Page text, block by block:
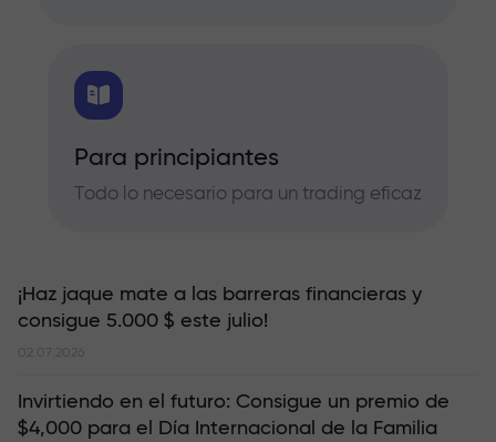
Para principiantes
Todo lo necesario para un trading eficaz
¡Haz jaque mate a las barreras financieras y
consigue 5.000 $ este julio!
02.07.2026
Invirtiendo en el futuro: Consigue un premio de
$4,000 para el Día Internacional de la Familia